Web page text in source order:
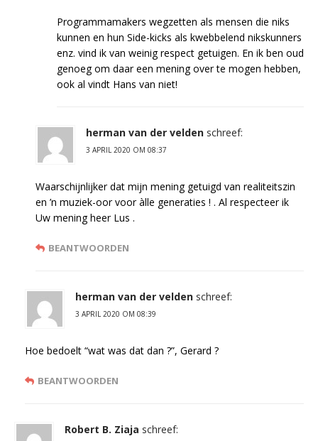
Programmamakers wegzetten als mensen die niks
kunnen en hun Side-kicks als kwebbelend nikskunners
enz. vind ik van weinig respect getuigen. En ik ben oud
genoeg om daar een mening over te mogen hebben,
ook al vindt Hans van niet!
herman van der velden schreef:
3 APRIL 2020 OM 08:37
Waarschijnlijker dat mijn mening getuigd van realiteitszin
en ’n muziek-oor voor àlle generaties ! . Al respecteer ik
Uw mening heer Lus .
BEANTWOORDEN
herman van der velden schreef:
3 APRIL 2020 OM 08:39
Hoe bedoelt “wat was dat dan ?”, Gerard ?
BEANTWOORDEN
Robert B. Ziaja schreef: